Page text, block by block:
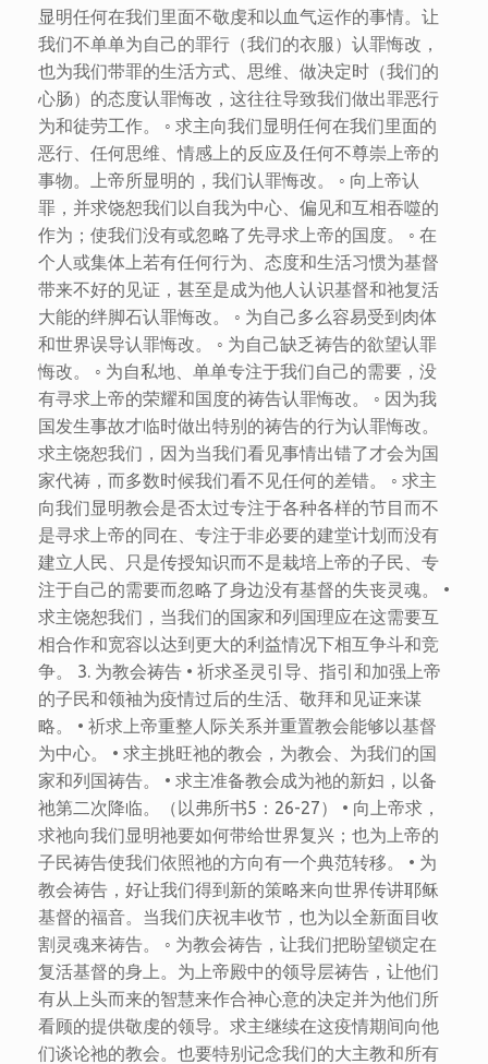
显明任何在我们里面不敬虔和以血气运作的事情。让
我们不单单为自己的罪行（我们的衣服）认罪悔改，
也为我们带罪的生活方式、思维、做决定时（我们的
心肠）的态度认罪悔改，这往往导致我们做出罪恶行
为和徒劳工作。 ◦ 求主向我们显明任何在我们里面的
恶行、任何思维、情感上的反应及任何不尊崇上帝的
事物。上帝所显明的，我们认罪悔改。 ◦ 向上帝认
罪，并求饶恕我们以自我为中心、偏见和互相吞噬的
作为；使我们没有或忽略了先寻求上帝的国度。 ◦ 在
个人或集体上若有任何行为、态度和生活习惯为基督
带来不好的见证，甚至是成为他人认识基督和祂复活
大能的绊脚石认罪悔改。 ◦ 为自己多么容易受到肉体
和世界误导认罪悔改。 ◦ 为自己缺乏祷告的欲望认罪
悔改。 ◦ 为自私地、单单专注于我们自己的需要，没
有寻求上帝的荣耀和国度的祷告认罪悔改。 ◦ 因为我
国发生事故才临时做出特别的祷告的行为认罪悔改。
求主饶恕我们，因为当我们看见事情出错了才会为国
家代祷，而多数时候我们看不见任何的差错。 ◦ 求主
向我们显明教会是否太过专注于各种各样的节目而不
是寻求上帝的同在、专注于非必要的建堂计划而没有
建立人民、只是传授知识而不是栽培上帝的子民、专
注于自己的需要而忽略了身边没有基督的失丧灵魂。 •
求主饶恕我们，当我们的国家和列国理应在这需要互
相合作和宽容以达到更大的利益情况下相互争斗和竞
争。 3. 为教会祷告 • 祈求圣灵引导、指引和加强上帝
的子民和领袖为疫情过后的生活、敬拜和见证来谋
略。 • 祈求上帝重整人际关系并重置教会能够以基督
为中心。 • 求主挑旺祂的教会，为教会、为我们的国
家和列国祷告。 • 求主准备教会成为祂的新妇，以备
祂第二次降临。（以弗所书5：26-27） • 向上帝求，
求祂向我们显明祂要如何带给世界复兴；也为上帝的
子民祷告使我们依照祂的方向有一个典范转移。 • 为
教会祷告，好让我们得到新的策略来向世界传讲耶稣
基督的福音。当我们庆祝丰收节，也为以全新面目收
割灵魂来祷告。 ◦ 为教会祷告，让我们把盼望锁定在
复活基督的身上。为上帝殿中的领导层祷告，让他们
有从上头而来的智慧来作合神心意的决定并为他们所
看顾的提供敬虔的领导。求主继续在这疫情期间向他
们谈论祂的教会。也要特别记念我们的大主教和所有